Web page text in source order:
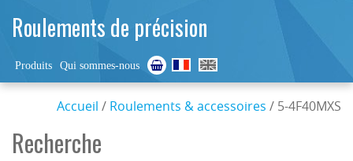
Roulements de précision
Produits Qui sommes-nous
Accueil / Roulements & accessoires / 5-4F40MXS
Recherche